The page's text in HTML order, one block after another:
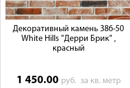
Декоративный камень 386-50
White Hills "Дерри Брик" ,
красный
1 450.00 руб. за кв. метр